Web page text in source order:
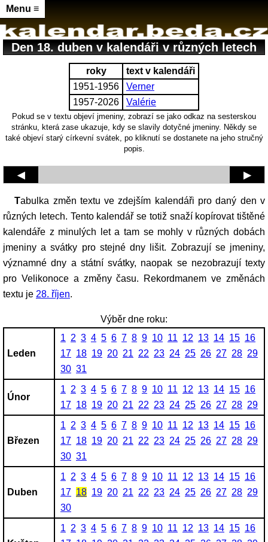
Menu ≡
Den 18. duben v kalendáři v různých letech
roky
text v kalendáři
1951-1956
Verner
1957-2026
Valérie
Pokud se v textu objeví jmeniny, zobrazí se jako odkaz na sesterskou
stránku, která zase ukazuje, kdy se slavily dotyčné jmeniny. Někdy se
také objeví starý církevní svátek, po kliknutí se dostanete na jeho stručný
popis.
◀ ▶
Tabulka změn textu ve zdejším kalendáři pro daný den v
různých letech. Tento kalendář se totiž snaží kopírovat tištěné
kalendáře z minulých let a tam se mohly v různých dobách
jmeniny a svátky pro stejné dny lišit. Zobrazují se jmeniny,
významné dny a státní svátky, naopak se nezobrazují texty
pro Velikonoce a změny času. Rekordmanem ve změnách
textu je 28. říjen.
Výběr dne roku:
Leden
1 2 3 4 5 6 7 8 9 10 11 12 13 14 15 16
17 18 19 20 21 22 23 24 25 26 27 28 29
30 31
Únor
1 2 3 4 5 6 7 8 9 10 11 12 13 14 15 16
17 18 19 20 21 22 23 24 25 26 27 28 29
Březen
1 2 3 4 5 6 7 8 9 10 11 12 13 14 15 16
17 18 19 20 21 22 23 24 25 26 27 28 29
30 31
Duben
1 2 3 4 5 6 7 8 9 10 11 12 13 14 15 16
17 18 19 20 21 22 23 24 25 26 27 28 29
30
1 2 3 4 5 6 7 8 9 10 11 12 13 14 15 16